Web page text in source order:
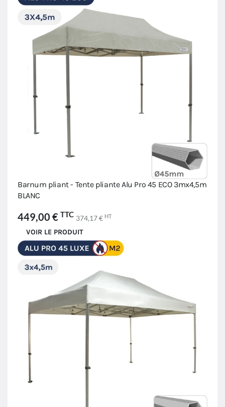
Barnum pliant - Tente pliante Alu Pro 45 ECO 3mx4,5m
BLANC
449,00 € TTC 374,17 € HT
VOIR LE PRODUIT